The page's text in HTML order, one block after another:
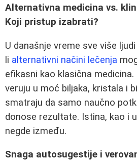
Alternativna medicina vs.
Koji pristup izabrati?
U današnje vreme sve više
li alternativni načini lečenja
efikasni kao klasična
veruju u moć biljaka, kristala i
smatraju da samo naučno
donose rezultate. Istina, kao i
negde između.
Snaga autosugestije i